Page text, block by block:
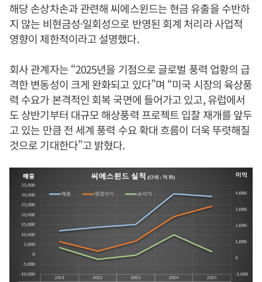
해당 손상차손과 관련해 씨에스윈드는 현금 유출을 수반하
지 않는 비현금성·일회성으로 반영된 회계 처리라 사업적
영향이 제한적이라고 설명했다.
회사 관계자는 “2025년을 기점으로 글로벌 풍력 업황의 급
격한 변동성이 크게 완화되고 있다”며 “미국 시장의 육상풍
력 수요가 본격적인 회복 국면에 들어가고 있고, 유럽에서
도 상반기부터 대규모 해상풍력 프로젝트 입찰 재개를 앞두
고 있는 만큼 전 세계 풍력 수요 확대 흐름이 더욱 뚜렷해질
것으로 기대한다”고 밝혔다.